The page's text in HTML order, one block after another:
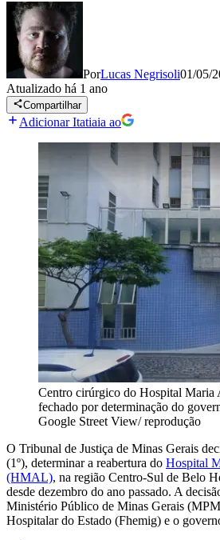
PorLucas Negrisoli01/05/
Atualizado há 1 ano
Compartilhar
Adicionar Itatiaia ao
Centro cirúrgico do Hospital Maria
fechado por determinação do
Google Street View/ reprodução
O Tribunal de Justiça de Minas Gerais
(1º), determinar a reabertura do Hospital
(HMAL), na região Centro-Sul de Belo
desde dezembro do ano passado. A
Ministério Público de Minas Gerais
Hospitalar do Estado (Fhemig) e o